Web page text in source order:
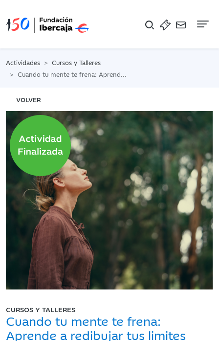
Actividades
Cursos y Talleres
Cuando tu mente te frena: Aprende a redibujar tus limites
VOLVER
CURSOS Y TALLERES
Cuando tu mente te frena:
Aprende a redibujar tus limites